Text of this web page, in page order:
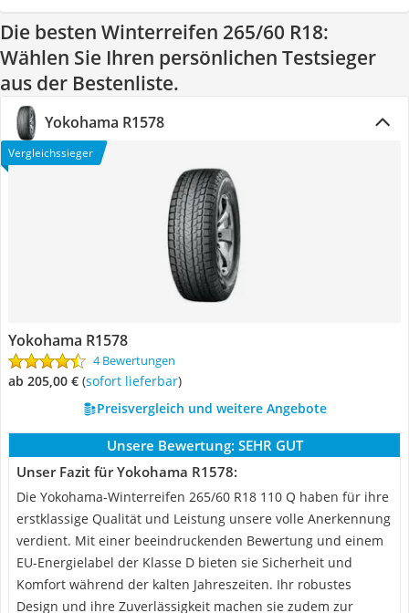
Die besten Winterreifen 265/60 R18:
Wählen Sie Ihren persönlichen Testsieger
aus der Bestenliste.
Yokohama R1578
Vergleichssieger
Yokohama R1578
4 Bewertungen
ab 205,00 € ( Sofort lieferbar)
Preisvergleich und weitere Angebote
Unsere Bewertung: SEHR GUT
Unser Fazit für Yokohama R1578:
Die Yokohama-Winterreifen 265/60 R18 110 Q haben für ihre
erstklassige Qualität und Leistung unsere volle Anerkennung
verdient. Mit einer beeindruckenden Bewertung und einem
EU-Energielabel der Klasse D bieten sie Sicherheit und
Komfort während der kalten Jahreszeiten. Ihr robustes
Design und ihre Zuverlässigkeit machen sie zudem zur